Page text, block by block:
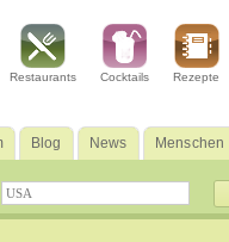
Restaurants Cocktails Rezepte
Blog News Menschen